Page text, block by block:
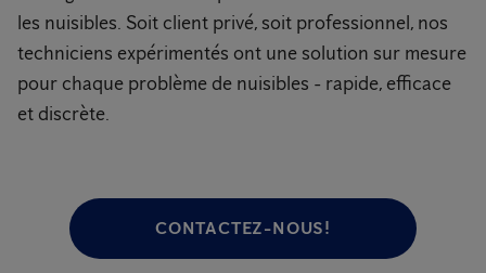
les nuisibles. Soit client privé, soit professionnel, nos
techniciens expérimentés ont une solution sur mesure
pour chaque problème de nuisibles - rapide, efficace
et discrète.
CONTACTEZ-NOUS!